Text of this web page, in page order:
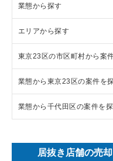
業態から探す
ラーメンの居抜き売却物
フランス料理の居抜き売
イタリア料理の居抜き売
中華の居抜き売却物件の案
寿司の居抜き売却物件の
エリアから探す
東京23区の飲食店の居抜
東京都下の飲食店の居抜
千葉県の飲食店の居抜き
神奈川県の飲食店の居抜
東京23区の市区町村から案
目黒区の飲食店の居抜き
渋谷区の飲食店の居抜き
新宿区の飲食店の居抜き
業態から東京23区の案件を
東京23区のラーメンの居
東京23区のイタリア料
業態から千代田区の案件を
千代田区のフランス料理
居抜き店舗の売